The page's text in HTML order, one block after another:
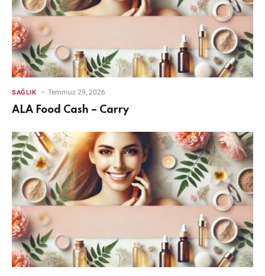
SAĞLIK Temmuz 29, 2026
ALA Food Cash – Carry